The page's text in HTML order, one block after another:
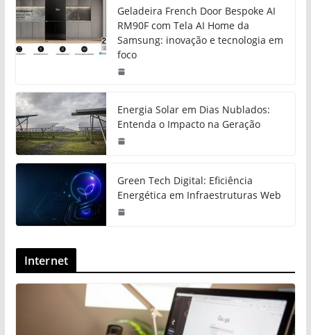
Geladeira French Door Bespoke AI
RM90F com Tela AI Home da
Samsung: inovação e tecnologia em
foco
Energia Solar em Dias Nublados:
Entenda o Impacto na Geração
Green Tech Digital: Eficiência
Energética em Infraestruturas Web
Internet